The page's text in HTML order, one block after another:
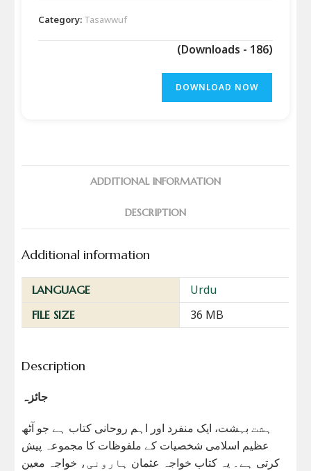
Category: Tasawwuf
(Downloads - 186)
DOWNLOAD NOW
ADDITIONAL INFORMATION
DESCRIPTION
Additional information
LANGUAGE Urdu
FILE SIZE 36 MB
Description
جائزہ
ہشت بہشت، ایک منفرد اور اہم روحانی کتاب ہے جو آٹھ
عظیم اسلامی شخصیات کے ملفوظات کا مجموعہ پیش
کرتی ہے۔ یہ کتاب خواجہ عثمان ہارونی، خواجہ معین